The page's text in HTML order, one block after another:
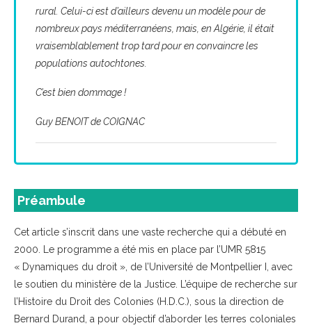
rural. Celui-ci est d’ailleurs devenu un modèle pour de
nombreux pays méditerranéens, mais, en Algérie, il était
vraisemblablement trop tard pour en convaincre les
populations autochtones.
C’est bien dommage !
Guy BENOIT de COIGNAC
Préambule
Cet article s’inscrit dans une vaste recherche qui a débuté en
2000. Le programme a été mis en place par l’UMR 5815
« Dynamiques du droit », de l’Université de Montpellier I, avec
le soutien du ministère de la Justice. L’équipe de recherche sur
l’Histoire du Droit des Colonies (H.D.C.), sous la direction de
Bernard Durand, a pour objectif d’aborder les terres coloniales